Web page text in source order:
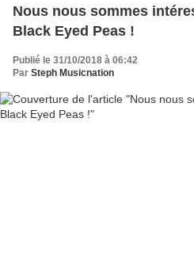
Nous nous sommes
Black Eyed Peas !
Publié le 31/10/2018 à 06:42
Par Steph Musicnation